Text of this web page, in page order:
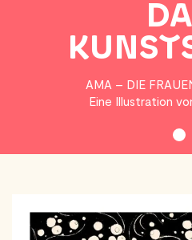
AMA – DIE
Eine Illustration